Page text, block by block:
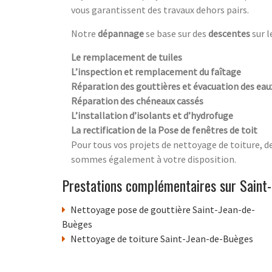
vous garantissent des travaux dehors pairs.
Notre dépannagese base sur des descentessur
Le remplacement de tuiles
L’inspection et remplacement du faîtage
Réparation des gouttières et évacuation des
Réparation des chéneaux cassés
L’installation d’isolants et d’hydrofuge
La rectification de la Pose de fenêtres de toit
Pour tous vos projets de nettoyage de toiture,
sommes également à votre disposition.
Prestations complémentaires sur
Nettoyage pose de gouttière Saint-Jean-de-
Buèges
Nettoyage de toiture Saint-Jean-de-Buèges